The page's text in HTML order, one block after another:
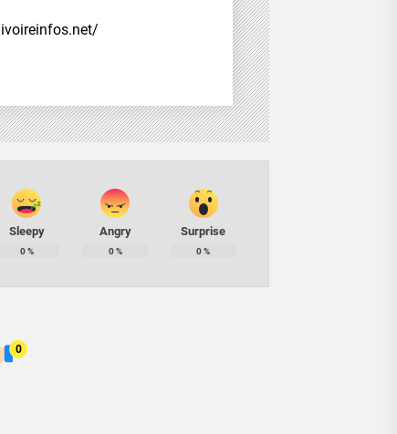
Sleepy
0%
Angry
0%
Surprise
0%
0